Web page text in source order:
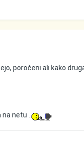
poročeni ali kako
na netu .